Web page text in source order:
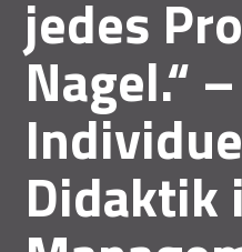
jedes
Nagel.“ –
Didaktik